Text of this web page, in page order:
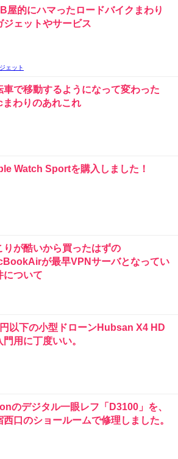
屋的にハマったロードバイクまわり
ジェットやサービス
ェット
車で移動するようになって変わった
まわりのあれこれ
Watch Sportを購入しました！
りが酷いから買ったはずの
が最早VPNサーバとなってい
について
以下の小型ドローンHubsan X4 HD
門用に丁度いい。
のデジタル一眼レフ「D3100」を、
西口のショールームで修理しました。